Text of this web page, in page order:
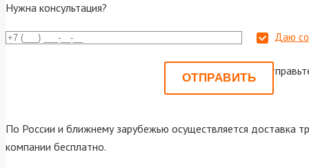
Нужна консультация?
Даю
Или
По России и ближнему зарубежью осуществляется доставка
компании бесплатно.